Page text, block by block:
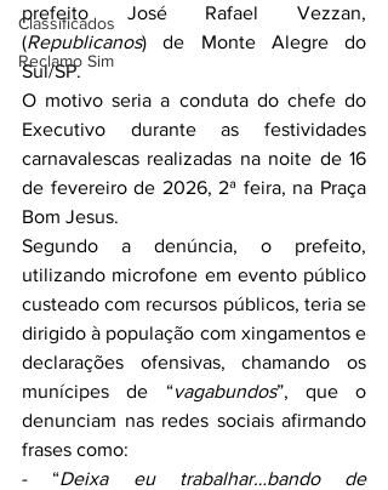
Classificados
Reclamo Sim
prefeito José Rafael Vezzan,
(Republicanos) de Monte Alegre do
Sul/SP.
O motivo seria a conduta do chefe do
Executivo durante as festividades
carnavalescas realizadas na noite de 16
de fevereiro de 2026, 2ª feira, na Praça
Bom Jesus.
Segundo a denúncia, o prefeito,
utilizando microfone em evento público
custeado com recursos públicos, teria se
dirigido à população com xingamentos e
declarações ofensivas, chamando os
munícipes de “vagabundos”, que o
denunciam nas redes sociais afirmando
frases como:
- “Deixa eu trabalhar…bando de